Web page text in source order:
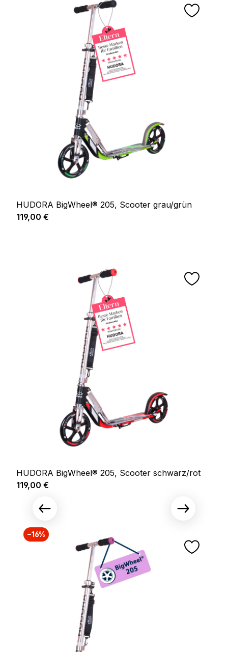
HUDORA BigWheel® 205, Scooter grau/grün
Regulärer Preis:
119,00 €
HUDORA BigWheel® 205, Scooter schwarz/rot
Regulärer Preis:
119,00 €
−16%